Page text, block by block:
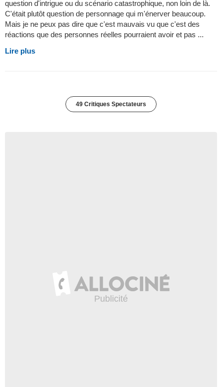
question d'intrigue ou du scénario catastrophique, non loin de là.
C'était plutôt question de personnage qui m'énerver beaucoup.
Mais je ne peux pas dire que c'est mauvais vu que c'est des
réactions que des personnes réelles pourraient avoir et pas ...
Lire plus
49 Critiques Spectateurs